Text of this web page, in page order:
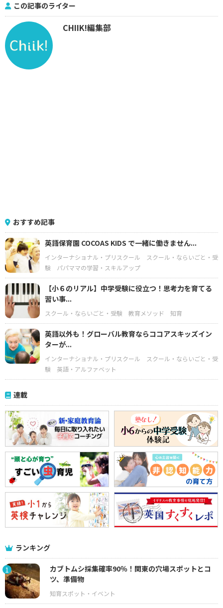
この記事のライター
CHIIK!編集部
おすすめ記事
英語保育園 COCOAS KIDS で一緒に働きません...
インターナショナル・プリスクール
スクール・ならいごと・受
験
パパママの学習・スキルアップ
【小６のリアル】中学受験に役立つ！思考力を育てる
習い事...
スクール・ならいごと・受験 教育メソッド 知育
英語以外も！グローバル教育ならココアスキッズイン
ターが...
インターナショナル・プリスクール
スクール・ならいごと・受
験
英語・アルファベット
連載
ランキング
1
カブトムシ採集確率90％！関東の穴場スポットとコ
ツ、準備物